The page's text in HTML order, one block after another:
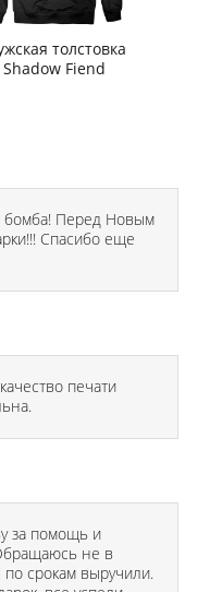
толстовка
Shadow Fiend
бомба! Перед Новым
Спасибо еще
печати
за помощь и
не в
срокам выручили.